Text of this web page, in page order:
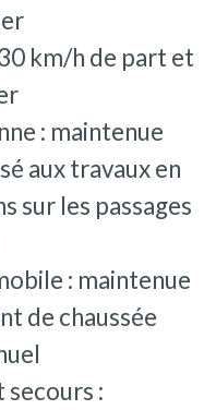
km/h de part et
: maintenue
aux travaux en
sur les passages
: maintenue
de chaussée
secours :